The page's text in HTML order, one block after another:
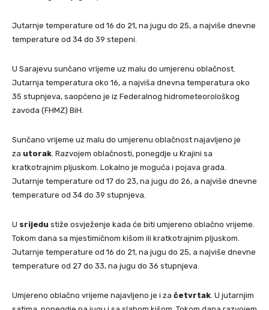
Jutarnje temperature od 16 do 21, na jugu do 25, a najviše dnevne
temperature od 34 do 39 stepeni.
U Sarajevu sunčano vrijeme uz malu do umjerenu oblačnost.
Jutarnja temperatura oko 16, a najviša dnevna temperatura oko
35 stupnjeva, saopćeno je iz Federalnog hidrometeorološkog
zavoda (FHMZ) BiH.
Sunčano vrijeme uz malu do umjerenu oblačnost najavljeno je
za utorak. Razvojem oblačnosti, ponegdje u Krajini sa
kratkotrajnim pljuskom. Lokalno je moguća i pojava grada.
Jutarnje temperature od 17 do 23, na jugu do 26, a najviše dnevne
temperature od 34 do 39 stupnjeva.
U srijedu stiže osvježenje kada će biti umjereno oblačno vrijeme.
Tokom dana sa mjestimičnom kišom ili kratkotrajnim pljuskom.
Jutarnje temperature od 16 do 21, na jugu do 25, a najviše dnevne
temperature od 27 do 33, na jugu do 36 stupnjeva.
Umjereno oblačno vrijeme najavljeno je i za četvrtak. U jutarnjim